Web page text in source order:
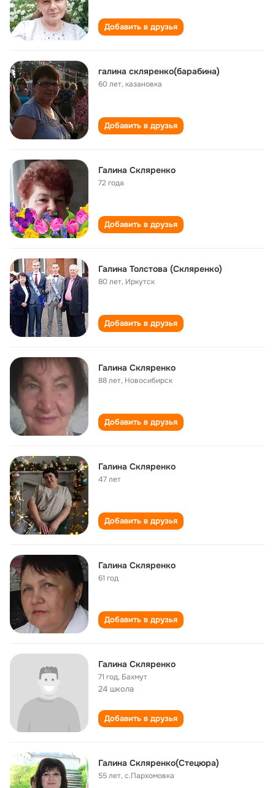
Добавить в друзья
галина скляренко(барабина)
60 лет,казановка
Добавить в друзья
Галина Скляренко
72 года
Добавить в друзья
Галина Толстова (Скляренко)
80 лет, Иркутск
Добавить в друзья
Галина Скляренко
88 лет, Новосибирск
Добавить в друзья
Галина Скляренко
47 лет
Добавить в друзья
Галина Скляренко
61 год
Добавить в друзья
Галина Скляренко
71 год, Бахмут
24 школа
Добавить в друзья
Галина Скляренко(Стецюра)
55 лет,с.Пархомовка